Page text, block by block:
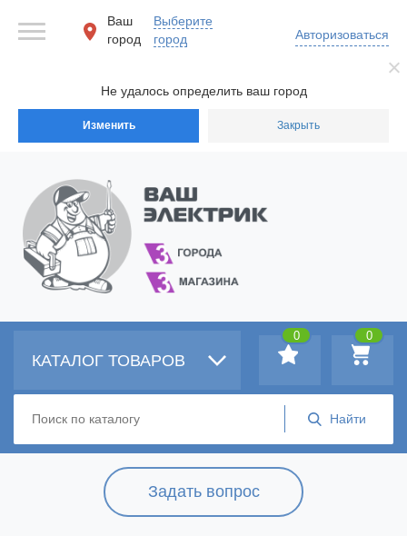
Не удалось определить ваш город
Изменить Закрыть
Ваш
город
Выберите
город
Авторизоваться
Задать вопрос
КАТАЛОГ ТОВАРОВ
0
0